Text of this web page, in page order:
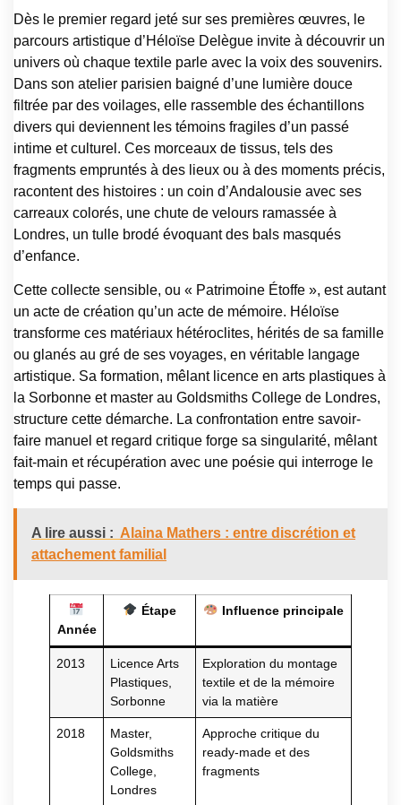
Dès le premier regard jeté sur ses premières œuvres, le
parcours artistique d’Héloïse Delègue invite à découvrir un
univers où chaque textile parle avec la voix des souvenirs.
Dans son atelier parisien baigné d’une lumière douce
filtrée par des voilages, elle rassemble des échantillons
divers qui deviennent les témoins fragiles d’un passé
intime et culturel. Ces morceaux de tissus, tels des
fragments empruntés à des lieux ou à des moments précis,
racontent des histoires : un coin d’Andalousie avec ses
carreaux colorés, une chute de velours ramassée à
Londres, un tulle brodé évoquant des bals masqués
d’enfance.
Cette collecte sensible, ou « Patrimoine Étoffe », est autant
un acte de création qu’un acte de mémoire. Héloïse
transforme ces matériaux hétéroclites, hérités de sa famille
ou glanés au gré de ses voyages, en véritable langage
artistique. Sa formation, mêlant licence en arts plastiques à
la Sorbonne et master au Goldsmiths College de Londres,
structure cette démarche. La confrontation entre savoir-
faire manuel et regard critique forge sa singularité, mêlant
fait-main et récupération avec une poésie qui interroge le
temps qui passe.
A lire aussi : Alaina Mathers : entre discrétion et
attachement familial
Année
Étape Influence principale
2013
Licence Arts
Plastiques,
Sorbonne
Exploration du montage
textile et de la mémoire
via la matière
2018
Master,
Goldsmiths
College,
Londres
Approche critique du
ready-made et des
fragments